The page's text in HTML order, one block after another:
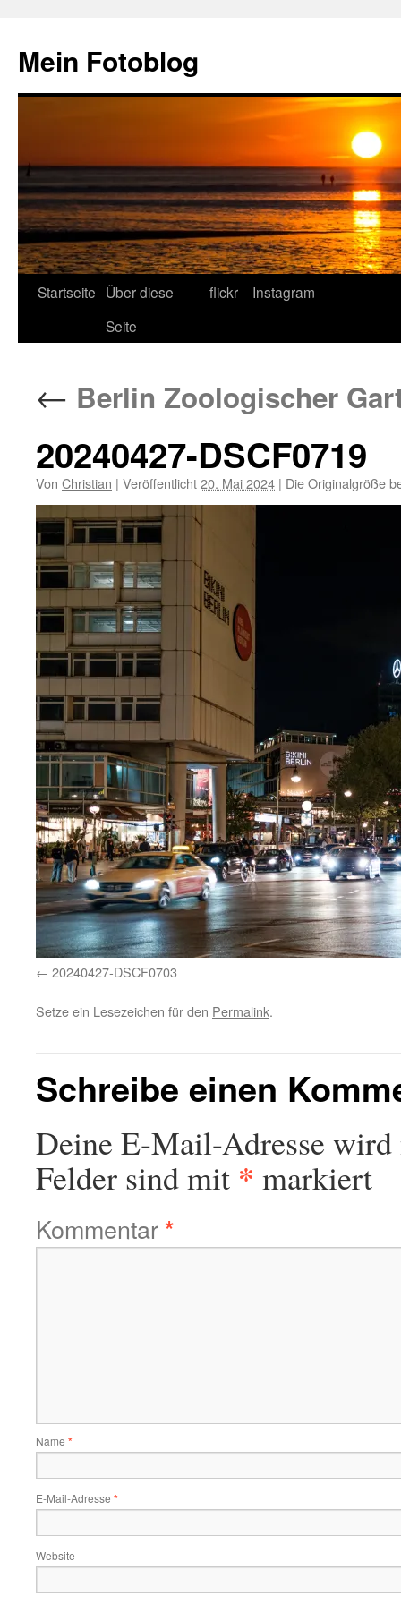
springen
Mein Fotoblog
Startseite Über diese
Seite
flickr Instagram
← Berlin Zoologischer
20240427-DSCF0719
Von Christian | Veröffentlicht20. Mai 2024 | Die Originalgröße
20240427-DSCF0703
Setze ein Lesezeichen für den Permalink.
Schreibe einen
Deine E-Mail-Adresse
Felder sind mit * markiert
Kommentar*
Name *
E-Mail-Adresse *
Website